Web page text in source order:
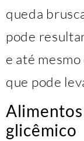
queda
pode
e até
que pode
glicêmico